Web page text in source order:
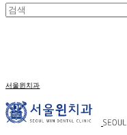
서울윈치과